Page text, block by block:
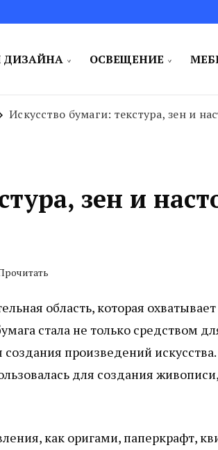
для вас!
ДИЗАЙНА ОСВЕЩЕНИЕ
Искусство бумаги: текстура, зен и
зен и
область, которая
стала не только средством
произведений
для создания
как оригами, паперкрафт,